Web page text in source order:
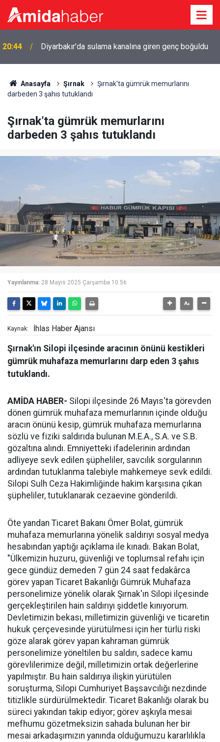
20:44 Diyarbakır’da sulama kanalına giren genç boğuldu
Anasayfa Şırnak
Şırnak'ta gümrük memurlarını
darbeden 3 şahıs tutuklandı
Şırnak'ta gümrük memurlarını
darbeden 3 şahıs tutuklandı
Yayınlanma: 28 Mayıs 2025 Çarşamba 10:56
Kaynak: İhlas Haber Ajansı
Şırnak'ın Silopi ilçesinde aracının önünü kestikleri
gümrük muhafaza memurlarını darp eden 3 şahıs
tutuklandı.
AMİDA HABER- Silopi ilçesinde 26 Mayıs'ta görevden
dönen gümrük muhafaza memurlarının içinde olduğu
aracın önünü kesip, gümrük muhafaza memurlarına
sözlü ve fiziki saldırıda bulunan M.E.A., S.A. ve S.B.
gözaltına alındı. Emniyetteki ifadelerinin ardından
adliyeye sevk edilen şüpheliler, savcılık sorgularının
ardından tutuklanma talebiyle mahkemeye sevk edildi.
Silopi Sulh Ceza Hakimliğinde hakim karşısına çıkan
şüpheliler, tutuklanarak cezaevine gönderildi.
Öte yandan Ticaret Bakanı Ömer Bolat, gümrük
muhafaza memurlarına yönelik saldırıyı sosyal medya
hesabından yaptığı açıklama ile kınadı. Bakan Bolat,
"Ülkemizin huzuru, güvenliği ve toplumsal refahı için
gece gündüz demeden 7 gün 24 saat fedakârca
görev yapan Ticaret Bakanlığı Gümrük Muhafaza
personelimize yönelik olarak Şırnak'ın Silopi ilçesinde
gerçekleştirilen hain saldırıyı şiddetle kınıyorum.
Devletimizin bekası, milletimizin güvenliği ve ticaretin
hukuk çerçevesinde yürütülmesi için her türlü riski
göze alarak görev yapan kahraman gümrük
personelimize yöneltilen bu saldırı, sadece kamu
görevlilerimize değil, milletimizin ortak değerlerine
yapılmıştır. Bu hain saldırıya ilişkin yürütülen
soruşturma, Silopi Cumhuriyet Başsavcılığı nezdinde
titizlikle sürdürülmektedir. Ticaret Bakanlığı olarak bu
süreci yakından takip ediyor; görev aşkıyla mesai
mefhumu gözetmeksizin sahada bulunan her bir
mesai arkadaşımızın yanında olduğumuzu kararlılıkla